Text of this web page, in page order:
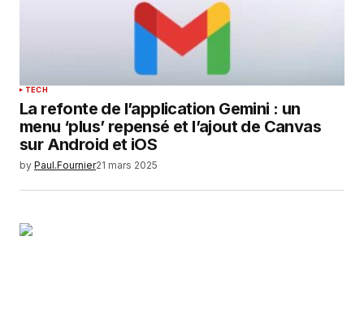
TECH
La refonte de l’application Gemini : un
menu ‘plus’ repensé et l’ajout de Canvas
sur Android et iOS
by Paul.Fournier21 mars 2025